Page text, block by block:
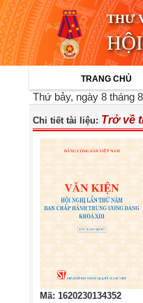
THƯ
TRANG CHỦ
Thứ bảy, ngày 8 tháng
Chi tiết tài liệu: Trở về
Mã: 1620230134352